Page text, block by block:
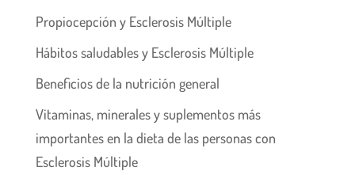
Propiocepción y Esclerosis Múltiple
Hábitos saludables y Esclerosis Múltiple
Beneficios de la nutrición general
Vitaminas, minerales y suplementos más
importantes en la dieta de las personas con
Esclerosis Múltiple